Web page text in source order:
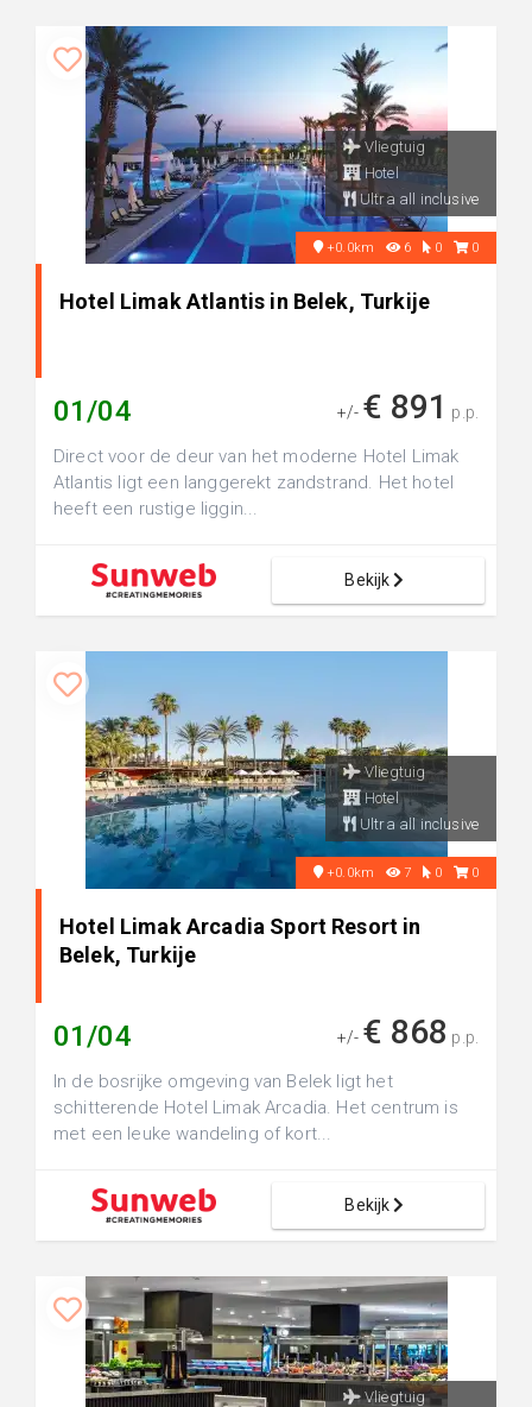
Vliegtuig
Hotel
Ultra all inclusive
+0.0km 6 0 0
Hotel Limak Atlantis in Belek, Turkije
01/04 +/- € 891 p.p.
Direct voor de deur van het moderne Hotel Limak
Atlantis ligt een langgerekt zandstrand. Het hotel
heeft een rustige liggin...
Bekijk
Vliegtuig
Hotel
Ultra all inclusive
+0.0km 7 0 0
Hotel Limak Arcadia Sport Resort in
Belek, Turkije
01/04 +/- € 868 p.p.
In de bosrijke omgeving van Belek ligt het
schitterende Hotel Limak Arcadia. Het centrum is
met een leuke wandeling of kort...
Bekijk
Vliegtuig